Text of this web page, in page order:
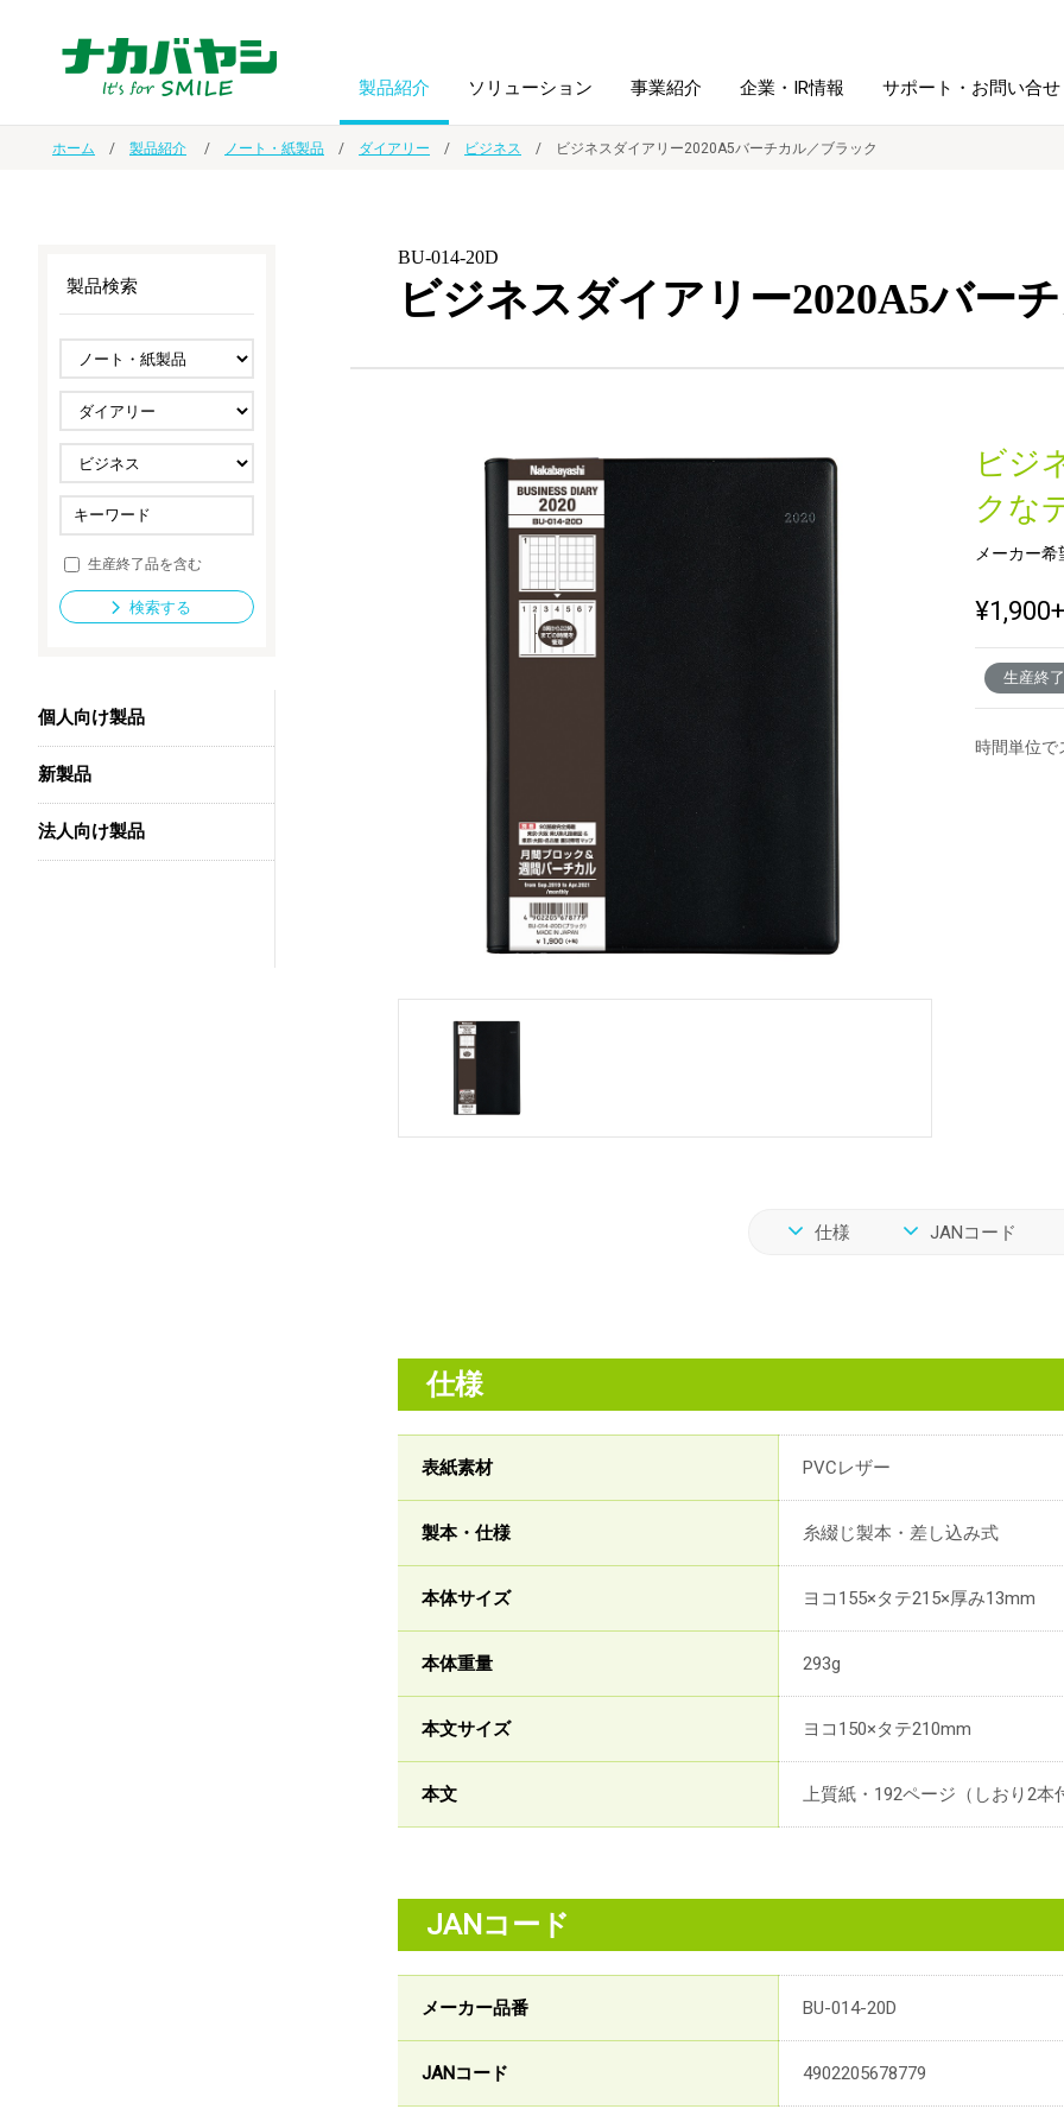
製品紹介
ノート・紙製品
ファイル・
ホルダー用品
スマートフォン・
タブレット関連
セキュリティ用品
シルバー デジタル文具
法人向け製品
ソリューション
オーダー手帳・ノベルティ制作 学校ソリューション
ドキュメントスキャニングサービス
導入事例
事業紹介 企業・IR情報
IR情報 沿革
サステナビリティ
サポート・お問い合せ
ホーム 製品紹介 ノート・紙製品 ダイアリー ビジネス ビジネスダイアリー2020A5バーチカル／ブラック
BU-014-20D
ビジネスダイアリー2020A5バー
ビジ
クな
メーカー
¥1,900
生産終
時間単位で
仕様 JANコード
仕様
表紙素材 PVCレザー
製本・仕様 糸綴じ製本・差し込み式
本体サイズ ヨコ155×タテ215×厚み13mm
本体重量 293g
本文サイズ ヨコ150×タテ210mm
本文 上質紙・192ページ（しおり2本
JANコード
メーカー品番 BU-014-20D
JANコード 4902205678779
製品検索
生産終了品を含む
検索する
個人向け製品
新製品
法人向け製品